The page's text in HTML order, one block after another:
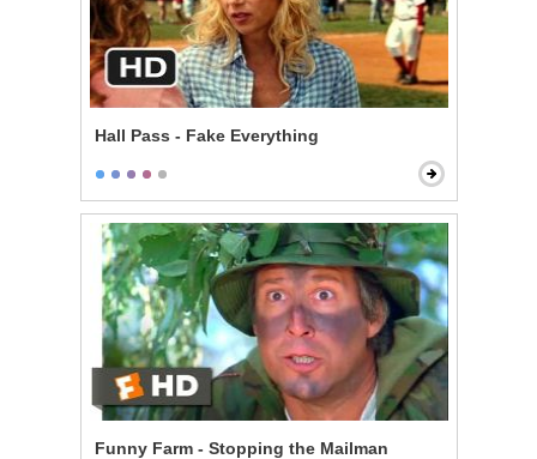
Hall Pass - Fake Everything
Funny Farm - Stopping the Mailman